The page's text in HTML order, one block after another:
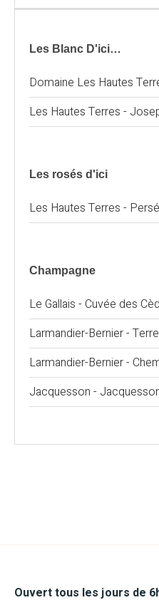
Les Blanc D'ici…
Domaine Les Hautes
Les Hautes Terres -
Les rosés d'ici
Les Hautes Terres -
Champagne
Le Gallais - Cuvée des
Larmandier-Bernier -
Larmandier-Bernier -
Jacquesson -
Ouvert tous les jours de